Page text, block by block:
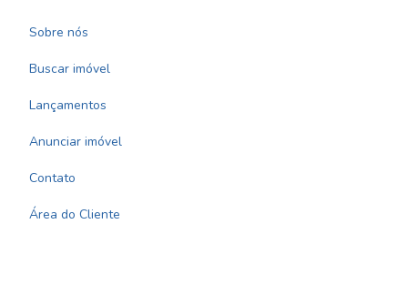
Sobre nós
Buscar imóvel
Lançamentos
Anunciar imóvel
Contato
Área do Cliente